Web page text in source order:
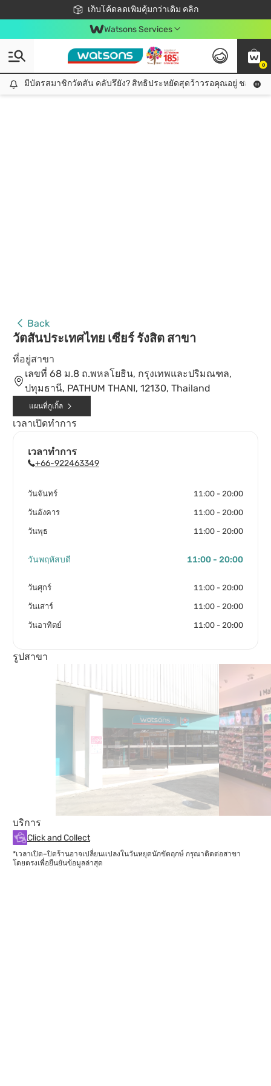
เก็บโค้ดลดเพิ่มคุ้มกว่าเดิม คลิก
ชอปออนไลน์ครั้งแรก ลดเพิ่มจุก ๆ 10%! 🎉
📦ส่งฟรี! เมื่อชอป 499฿
สมาชิกวัตสัน คลับดียังไง?
Watsons Services
0
มีบัตรสมาชิกวัตสัน คลับรึยัง? สิทธิประหยัดสุดว้าวรอคุณอยู่ ชอปคุ้มกว่าเดิม คลิก!
มีบัตรสมาชิกวัตสัน คลับรึยัง? สิทธิประหยัดสุดว้าวรอคุณอยู่ ชอปคุ้มก
Back
วัตสันประเทศไทย เซียร์ รังสิต สาขา
ที่อยู่สาขา
เลขที่ 68 ม.8 ถ.พหลโยธิน, กรุงเทพและปริมณฑล,
ปทุมธานี, PATHUM THANI, 12130, Thailand
แผนที่กูเกิ้ล
เวลาเปิดทำการ
เวลาทำการ
+66-922463349
วันจันทร์ 11:00 - 20:00
วันอังคาร 11:00 - 20:00
วันพุธ 11:00 - 20:00
วันพฤหัสบดี 11:00 - 20:00
วันศุกร์ 11:00 - 20:00
วันเสาร์ 11:00 - 20:00
วันอาทิตย์ 11:00 - 20:00
รูปสาขา
บริการ
Click and Collect
*เวลาเปิด–ปิดร้านอาจเปลี่ยนแปลงในวันหยุดนักขัตฤกษ์ กรุณาติดต่อสาขา
โดยตรงเพื่อยืนยันข้อมูลล่าสุด